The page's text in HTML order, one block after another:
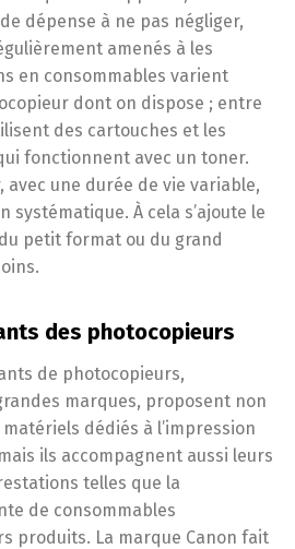
dépense à ne pas négliger,
amenés à les
en consommables varient
dont on dispose ; entre
des cartouches et les
fonctionnent avec un toner.
avec une durée de vie variable,
systématique. À cela s’ajoute le
petit format ou du grand
des photocopieurs
de photocopieurs,
marques, proposent non
dédiés à l’impression
ils accompagnent aussi leurs
telles que la
de consommables
produits. La marque Canon fait